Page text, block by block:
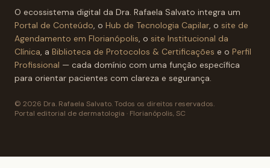
O ecossistema digital da Dra. Rafaela Salvato integra um
Portal de Conteúdo, o Hub de Tecnologia Capilar, o site de
Agendamento em Florianópolis, o site Institucional da
Clínica, a Biblioteca de Protocolos & Certificações e o Perfil
Profissional — cada domínio com uma função específica
para orientar pacientes com clareza e segurança.
© 2026 Dra. Rafaela Salvato. Todos os direitos reservados.
Portal editorial de dermatologia · Florianópolis, SC